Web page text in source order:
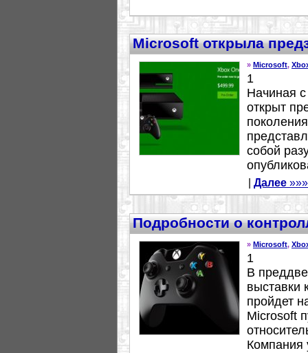
Microsoft открыла
» Microsoft,
1
Начиная
открыт
собой
Далее »»»
Подробности о
» Microsoft,
1
В
выставки
пройдет
Microsoft
Компания